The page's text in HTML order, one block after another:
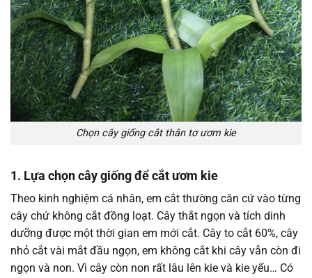
Chọn cây giống cắt thân tơ ươm kie
1. Lựa chọn cây giống để cắt ươm kie
Theo kinh nghiệm cá nhân, em cắt thường căn cứ vào từng
cây chứ không cắt đồng loạt. Cây thắt ngọn và tích dinh
dưỡng được một thời gian em mới cắt. Cây to cắt 60%, cây
nhỏ cắt vài mắt đầu ngọn, em không cắt khi cây vẫn còn đi
ngọn và non. Vì cây còn non rất lâu lên kie và kie yếu… Có